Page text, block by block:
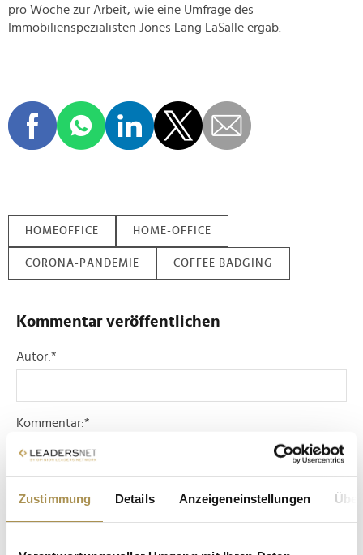
Zustimmung Details Anzeigeneinstellungen
pro Woche zur Arbeit, wie eine Umfrage des
Immobilienspezialisten Jones Lang LaSalle ergab.
HOMEOFFICE HOME-OFFICE
CORONA-PANDEMIE COFFEE BADGING
Kommentar veröffentlichen
Autor:*
Kommentar:*